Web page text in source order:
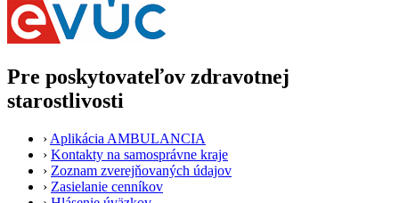
Pre poskytovateľov zdravotnej
starostlivosti
› Aplikácia AMBULANCIA
› Kontakty na samosprávne kraje
› Zoznam zverejňovaných údajov
› Zasielanie cenníkov